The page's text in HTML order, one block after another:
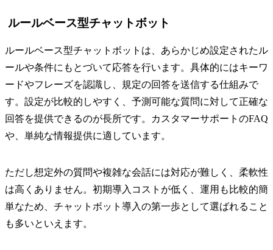
ルールベース型チャットボット
ルールベース型チャットボットは、あらかじめ設定されたル
ールや条件にもとづいて応答を行います。具体的にはキーワ
ードやフレーズを認識し、規定の回答を送信する仕組みで
す。設定が比較的しやすく、予測可能な質問に対して正確な
回答を提供できるのが長所です。カスタマーサポートのFAQ
や、単純な情報提供に適しています。
ただし想定外の質問や複雑な会話には対応が難しく、柔軟性
は高くありません。初期導入コストが低く、運用も比較的簡
単なため、チャットボット導入の第一歩として選ばれること
も多いといえます。